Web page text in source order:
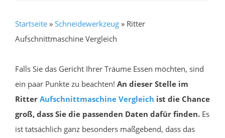
Startseite » Schneidewerkzeug » Ritter
Aufschnittmaschine Vergleich
Falls Sie das Gericht Ihrer Träume Essen möchten, sind
ein paar Punkte zu beachten! An dieser Stelle im
Ritter Aufschnittmaschine Vergleich ist die Chance
groß, dass Sie die passenden Daten dafür finden. Es
ist tatsächlich ganz besonders maßgebend, dass das